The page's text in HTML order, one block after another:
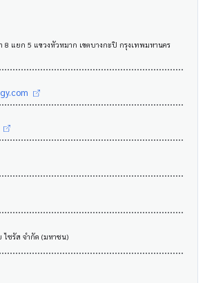
8 แยก 5 แขวงหัวหมาก เขตบางกะปิ กรุงเทพมหานคร
ซรัส จำกัด (มหาชน)